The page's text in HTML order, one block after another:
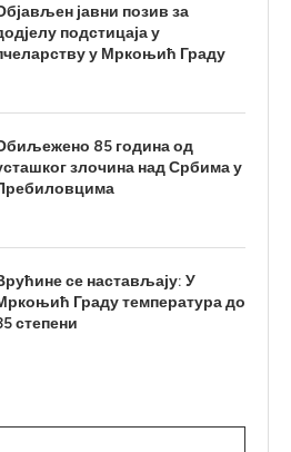
јавни позив за
подстицаја у
у Мркоњић Граду
85 година од
злочина над Србима у
се настављају: У
Граду температура до
степени